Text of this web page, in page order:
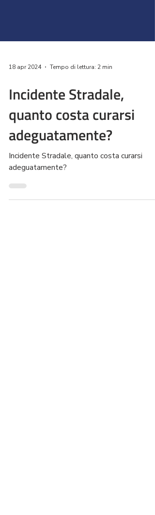
18 apr 2024 Tempo di lettura: 2 min
Incidente Stradale,
quanto costa curarsi
adeguatamente?
Incidente Stradale, quanto costa curarsi